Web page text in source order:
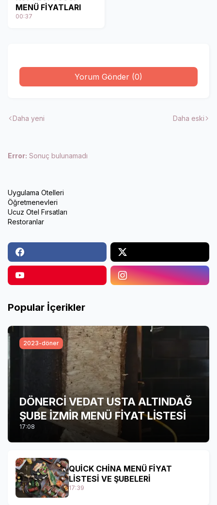
MENÜ FİYATLARI
00:37
Yorum Gönder (0)
Daha yeni Daha eski
Error: Sonuç bulunamadı
Uygulama Otelleri
Öğretmenevleri
Ucuz Otel Fırsatları
Restoranlar
Popular İçerikler
2023-döner
DÖNERCİ VEDAT USTA ALTINDAĞ
ŞUBE İZMİR MENÜ FİYAT LİSTESİ
17:08
QUİCK CHİNA MENÜ FİYAT
LİSTESİ VE ŞUBELERİ
17:39